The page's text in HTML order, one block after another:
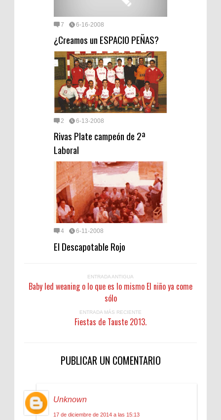
7 6-16-2008
¿Creamos un ESPACIO PEÑAS?
2 6-13-2008
Rivas Plate campeón de 2ª
Laboral
4 6-11-2008
El Descapotable Rojo
ENTRADA ANTIGUA
Baby led weaning o lo que es lo mismo El niño ya come
sólo
ENTRADA MÁS RECIENTE
Fiestas de Tauste 2013.
PUBLICAR UN COMENTARIO
Unknown
17 de diciembre de 2014 a las 15:13